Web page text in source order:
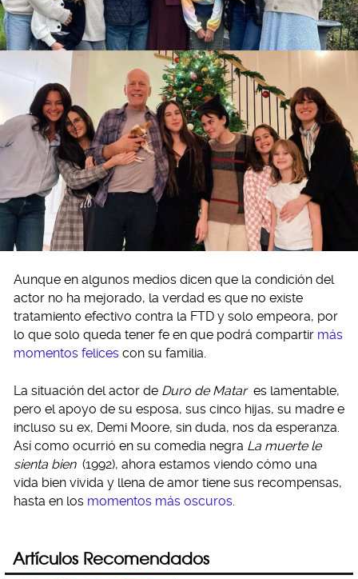
Aunque en algunos medios dicen que la condición del
actor no ha mejorado, la verdad es que no existe
tratamiento efectivo contra la FTD y solo empeora, por
lo que solo queda tener fe en que podrá compartir más
momentos felices con su familia.
La situación del actor de Duro de Matar es lamentable,
pero el apoyo de su esposa, sus cinco hijas, su madre e
incluso su ex, Demi Moore, sin duda, nos da esperanza.
Así como ocurrió en su comedia negra La muerte le
sienta bien (1992), ahora estamos viendo cómo una
vida bien vivida y llena de amor tiene sus recompensas,
hasta en los momentos más oscuros.
Artículos Recomendados